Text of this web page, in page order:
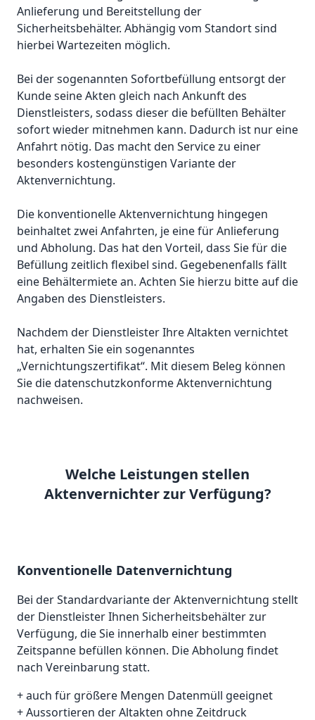
Anlieferung und Bereitstellung der
Sicherheitsbehälter. Abhängig vom Standort sind
hierbei Wartezeiten möglich.
Bei der sogenannten Sofortbefüllung entsorgt der
Kunde seine Akten gleich nach Ankunft des
Dienstleisters, sodass dieser die befüllten Behälter
sofort wieder mitnehmen kann. Dadurch ist nur eine
Anfahrt nötig. Das macht den Service zu einer
besonders kostengünstigen Variante der
Aktenvernichtung.
Die konventionelle Aktenvernichtung hingegen
beinhaltet zwei Anfahrten, je eine für Anlieferung
und Abholung. Das hat den Vorteil, dass Sie für die
Befüllung zeitlich flexibel sind. Gegebenenfalls fällt
eine Behältermiete an. Achten Sie hierzu bitte auf die
Angaben des Dienstleisters.
Nachdem der Dienstleister Ihre Altakten vernichtet
hat, erhalten Sie ein sogenanntes
„Vernichtungszertifikat“. Mit diesem Beleg können
Sie die datenschutzkonforme Aktenvernichtung
nachweisen.
Welche Leistungen stellen
Aktenvernichter zur Verfügung?
Konventionelle Datenvernichtung
Bei der Standardvariante der Aktenvernichtung stellt
der Dienstleister Ihnen Sicherheitsbehälter zur
Verfügung, die Sie innerhalb einer bestimmten
Zeitspanne befüllen können. Die Abholung findet
nach Vereinbarung statt.
+ auch für größere Mengen Datenmüll geeignet
+ Aussortieren der Altakten ohne Zeitdruck